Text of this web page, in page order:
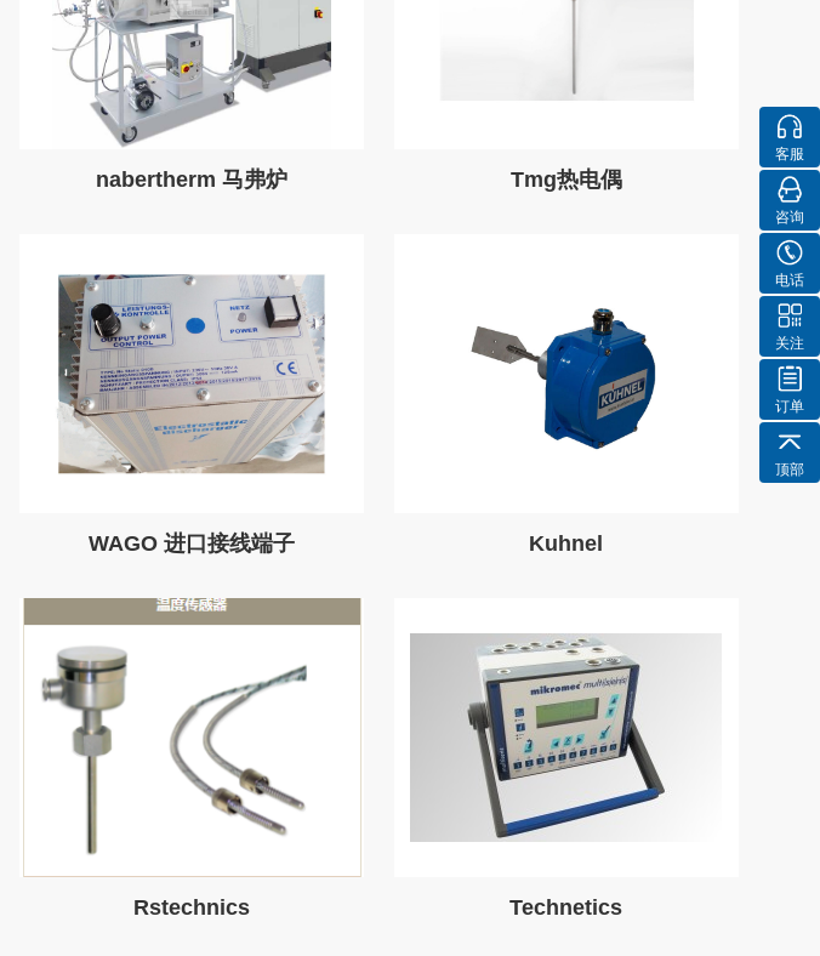
nabertherm 马弗炉 Tmg热电偶
WAGO 进口接线端子 Kuhnel
Rstechnics Technetics
客服
咨询
电话
关注
订单
顶部